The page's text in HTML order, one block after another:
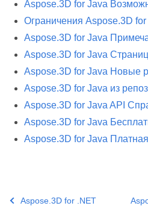
Aspose.3D for Java
Ограничения Aspose.3D for
Aspose.3D for Java
Aspose.3D for Java
Aspose.3D for Java Новые
Aspose.3D for Java из
Aspose.3D for Java API
Aspose.3D for Java
Aspose.3D for Java
Aspose.3D for .NET